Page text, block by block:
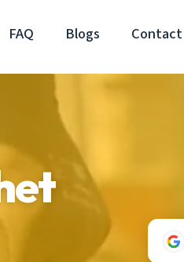
FAQ Blogs Contact